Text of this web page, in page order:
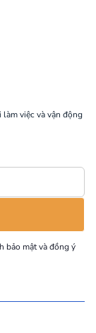
việc và vận động
bảo mậtvà đồng ý